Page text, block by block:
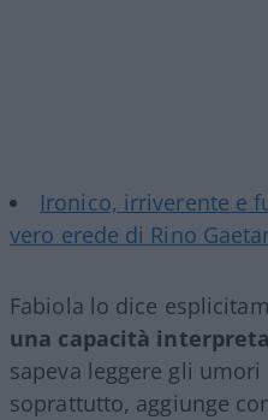
Ironico, irriverente e
vero erede di Rino
Fabiola lo dice
una capacità
sapeva leggere gli
soprattutto, aggiunge